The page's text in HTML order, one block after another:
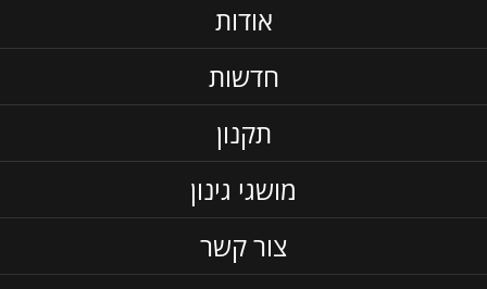
אודות
חדשות
תקנון
מושגי גינון
צור קשר